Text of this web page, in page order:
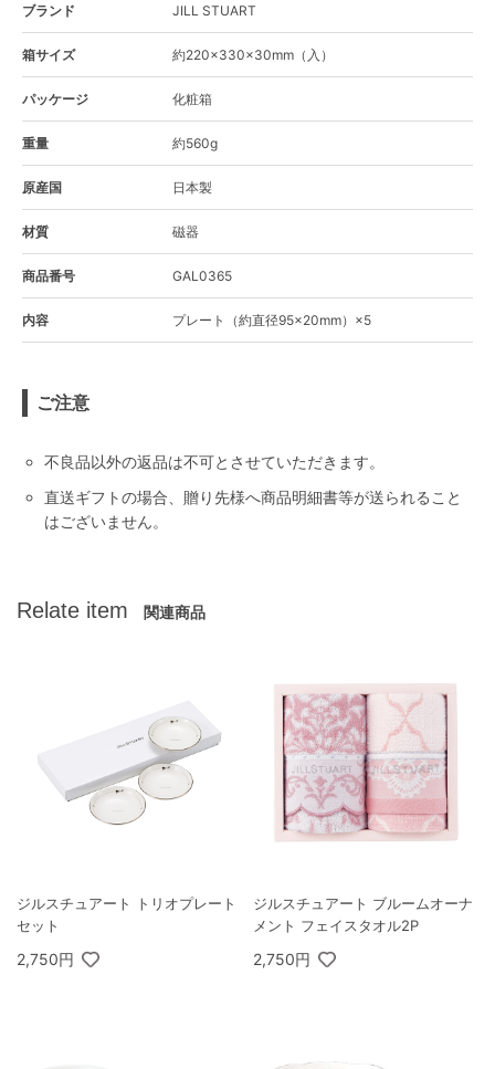
ブランド JILL STUART
箱サイズ 約220×330×30mm（入）
パッケージ 化粧箱
重量 約560g
原産国 日本製
材質 磁器
商品番号 GAL0365
内容 プレート（約直径95×20mm）×5
ご注意
不良品以外の返品は不可とさせていただきます。
直送ギフトの場合、贈り先様へ商品明細書等が送られること
はございません。
Relate item 関連商品
ジルスチュアート トリオプレート
セット
2,750円
ジルスチュアート ブルームオーナ
メント フェイスタオル2P
2,750円